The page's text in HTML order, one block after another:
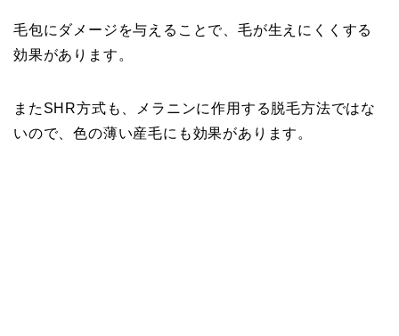
毛包にダメージを与えることで、毛が生えにくくする
効果があります。
またSHR方式も、メラニンに作用する脱毛方法ではな
いので、色の薄い産毛にも効果があります。